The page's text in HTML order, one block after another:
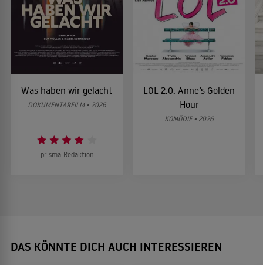
Was haben wir gelacht
DOKUMENTARFILM • 2026
prisma-Redaktion
LOL 2.0: Anne’s Golden
Hour
KOMÖDIE • 2026
DAS KÖNNTE DICH AUCH INTERESSIEREN